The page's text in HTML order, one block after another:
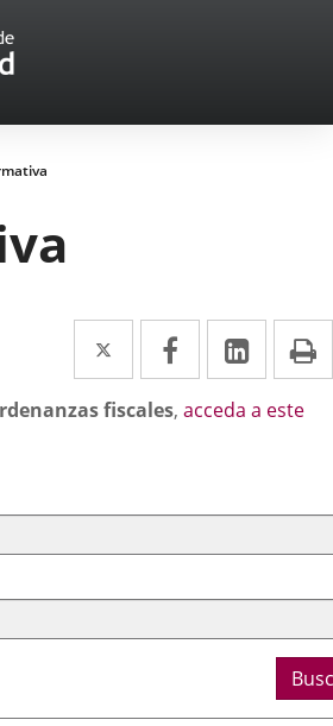
Twitter
Enlace
a
una
Facebook
Enlace
a
una
Enlace
a
una
fiscales, acceda a este